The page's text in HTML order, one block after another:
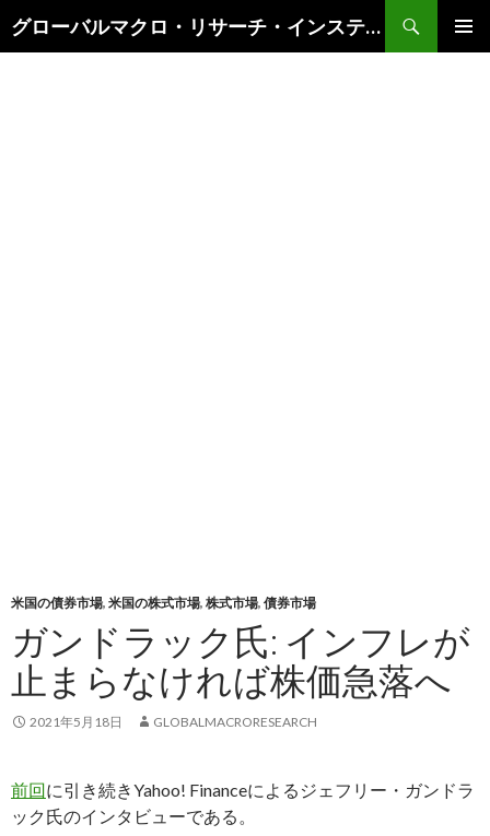
グローバルマクロ・リサーチ・インスティテュート
索
米国の債券市場, 米国の株式市場, 株式市場, 債券市場
ガンドラック氏: インフレが
止まらなければ株価急落へ
2021年5月18日 GLOBALMACRORESEARCH
前回に引き続きYahoo! Financeによるジェフリー・ガンドラ
ック氏のインタビューである。